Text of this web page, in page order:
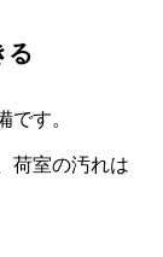
る
です。
荷室の汚れは